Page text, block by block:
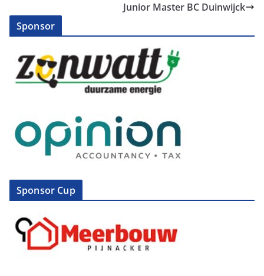
Junior Master BC Duinwijck
Sponsor
Sponsor Cup